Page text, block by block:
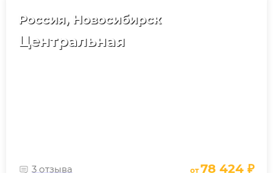
Россия, Новосибирск
Центральная
3 отзыва от78 424 ₽